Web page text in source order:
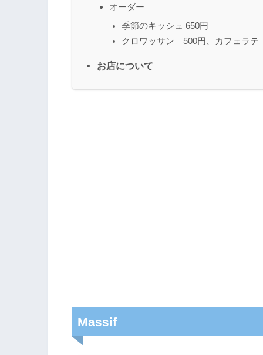
オーダー
季節のキッシュ 650円
クロワッサン 500円、カフェラ
お店について
Massif